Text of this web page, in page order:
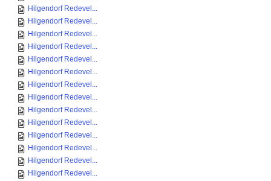
Hilgendorf Redevel...
Hilgendorf Redevel...
Hilgendorf Redevel...
Hilgendorf Redevel...
Hilgendorf Redevel...
Hilgendorf Redevel...
Hilgendorf Redevel...
Hilgendorf Redevel...
Hilgendorf Redevel...
Hilgendorf Redevel...
Hilgendorf Redevel...
Hilgendorf Redevel...
Hilgendorf Redevel...
Hilgendorf Redevel...